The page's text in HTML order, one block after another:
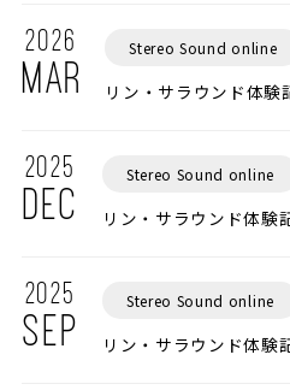
2026
MAR
Stereo Sound online
リン・サラウンド体験
2025
DEC
Stereo Sound online
リン・サラウンド体験
2025
SEP
Stereo Sound online
リン・サラウンド体験